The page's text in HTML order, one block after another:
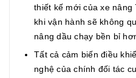
thiết kế mới của xe
khi vận hành sẽ không
nâng dầu chạy bền bỉ
Tất cả cảm biến điều
nghệ của chính đối tác